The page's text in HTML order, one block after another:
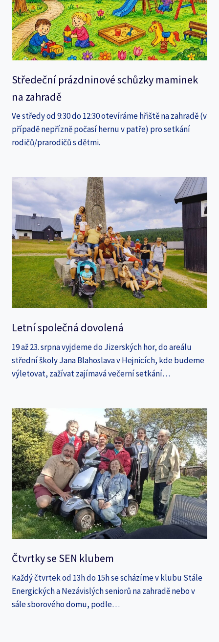
Středeční prázdninové schůzky maminek
na zahradě
Ve středy od 9:30 do 12:30 otevíráme hřiště na zahradě (v
případě nepřízně počasí hernu v patře) pro setkání
rodičů/prarodičů s dětmi.
Letní společná dovolená
19 až 23. srpna vyjdeme do Jizerských hor, do areálu
střední školy Jana Blahoslava v Hejnicích, kde budeme
výletovat, zažívat zajímavá večerní setkání…
Čtvrtky se SEN klubem
Každý čtvrtek od 13h do 15h se scházíme v klubu Stále
Energických a Nezávislých seniorů na zahradě nebo v
sále sborového domu, podle…